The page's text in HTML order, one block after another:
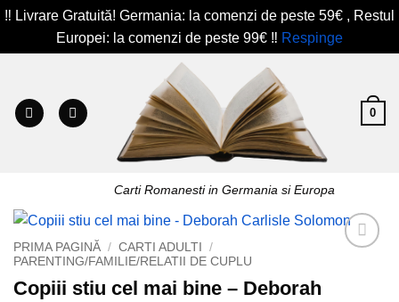
‼️ Livrare Gratuită! Germania: la comenzi de peste 59€ , Restul
Europei: la comenzi de peste 99€ ‼️ Respinge
content
Carti Romanesti in Germania si Europa
0
PRIMA PAGINĂ / CARTI ADULTI
/
PARENTING/FAMILIE/RELATII DE CUPLU
Copiii stiu cel mai bine – Deborah